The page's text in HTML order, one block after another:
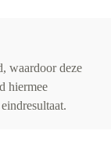
waardoor deze
hiermee